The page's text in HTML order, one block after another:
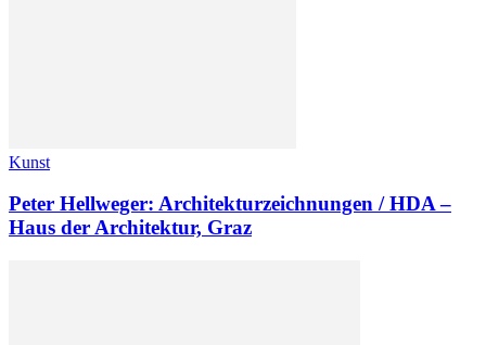
Kunst
Peter Hellweger: Architekturzeichnungen / HDA –
Haus der Architektur, Graz